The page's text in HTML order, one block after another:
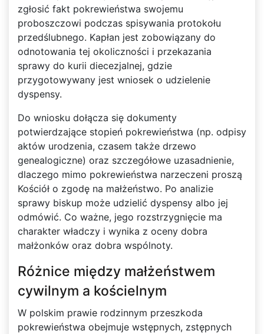
zgłosić fakt pokrewieństwa swojemu
proboszczowi podczas spisywania protokołu
przedślubnego. Kapłan jest zobowiązany do
odnotowania tej okoliczności i przekazania
sprawy do kurii diecezjalnej, gdzie
przygotowywany jest wniosek o udzielenie
dyspensy.
Do wniosku dołącza się dokumenty
potwierdzające stopień pokrewieństwa (np. odpisy
aktów urodzenia, czasem także drzewo
genealogiczne) oraz szczegółowe uzasadnienie,
dlaczego mimo pokrewieństwa narzeczeni proszą
Kościół o zgodę na małżeństwo. Po analizie
sprawy biskup może udzielić dyspensy albo jej
odmówić. Co ważne, jego rozstrzygnięcie ma
charakter władczy i wynika z oceny dobra
małżonków oraz dobra wspólnoty.
Różnice między małżeństwem
cywilnym a kościelnym
W polskim prawie rodzinnym przeszkoda
pokrewieństwa obejmuje wstępnych, zstępnych